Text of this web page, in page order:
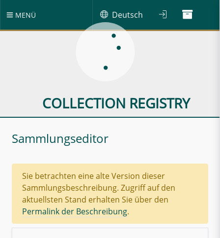
MENÜ Deutsch
COLLECTION REGISTRY
Sammlungseditor
Sie betrachten eine alte Version dieser
Sammlungsbeschreibung. Zugriff auf den
aktuellsten Stand erhalten Sie über den
Permalink der Beschreibung.